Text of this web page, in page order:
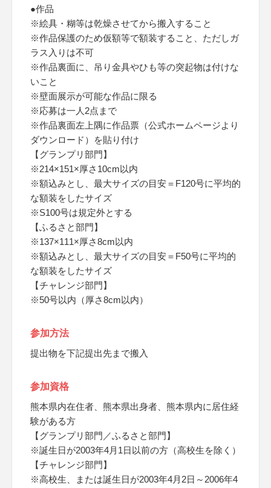
●作品
※絵具・糊等は乾燥させてから搬入すること
※作品保護のため仮額等で額装すること、ただしガ
ラス入りは不可
※作品裏面に、吊り金具やひも等の突起物は付けな
いこと
※壁面展示が可能な作品に限る
※応募は一人2点まで
※作品裏面左上隅に作品票（公式ホームページより
ダウンロード）を貼り付け
【グランプリ部門】
※214×151×厚さ10cm以内
※額込みとし、最大サイズの目安＝F120号に平均的
な額装をしたサイズ
※S100号は規定外とする
【ふるさと部門】
※137×111×厚さ8cm以内
※額込みとし、最大サイズの目安＝F50号に平均的
な額装をしたサイズ
【チャレンジ部門】
※50号以内（厚さ8cm以内）
参加方法
提出物を下記提出先まで搬入
参加資格
熊本県内在住者、熊本県出身者、熊本県内に居住経
験がある方
【グランプリ部門／ふるさと部門】
※誕生日が2003年4月1日以前の方（高校生を除く）
【チャレンジ部門】
※高校生、または誕生日が2003年4月2日～2006年4